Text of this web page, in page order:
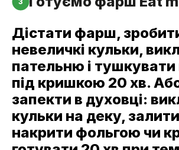
Дістати фарш,
невеличкі кульки,
пательню і тушкувати
під кришкою 20 хв.
запекти в духовці:
кульки на деку,
накрити фольгою чи